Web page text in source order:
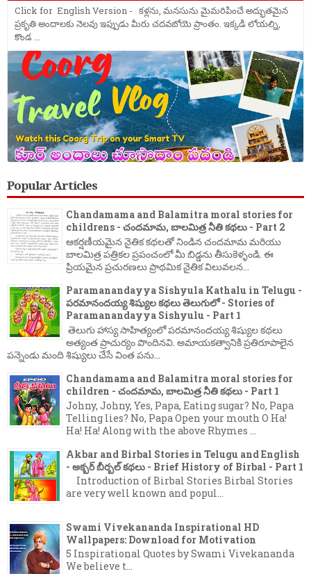
Click for English Version - కళ్లను, మనసును మైమరిపించే అద్భుతమైన
ప్రకృతి అందాలకు నెలవు ఇప్పుడు మీరు చదవబోయె ప్రాంతం. ఇక్కడి లోయల్ని,
కొండ ...
Popular Articles
Chandamama and Balamitra moral stories for
childrens - చందమామ, బాలమిత్ర నీతి కథలు - Part 2
ఆకర్షణీయమైన నైతిక కథలతో నిండిన చందమామ మరియు
బాలమిత్ర పత్రికల ప్రపంచంలో మీ బిడ్డను తీసుకెళ్ళండి. ఈ
ప్రియమైన ప్రచురణలు ప్రాథమిక నైతిక విలువలన...
Paramanandayya Sishyula Kathalu in Telugu -
పరమానందయ్య శిష్యుల కథలు తెలుగులో - Stories of
Paramanandayya Sishyulu - Part 1
తెలుగు హాస్య సాహిత్యంలో పరమానందయ్య శిష్యుల కథలు
అత్యంత ప్రాచుర్యం పొందినవి. అమాయకత్వానికి ప్రతిరూపాలైన
పన్నెండు మంది శిష్యులు చేసే వింత పను...
Chandamama and Balamitra moral stories for
children - చందమామ, బాలమిత్ర నీతి కథలు - Part 1
Johny, Johny, Yes, Papa, Eating sugar? No, Papa
Telling lies? No, Papa Open your mouth O Ha!
Ha! Ha! Along with the above Rhymes ...
Akbar and Birbal Stories in Telugu and English
- అక్బర్ బీర్బల్ కథలు - Brief History of Birbal - Part 1
Introduction of Birbal Stories Birbal Stories
are very well known and popul...
Swami Vivekananda Inspirational HD
Wallpapers: Download for Motivation
5 Inspirational Quotes by Swami Vivekananda
We believe t...